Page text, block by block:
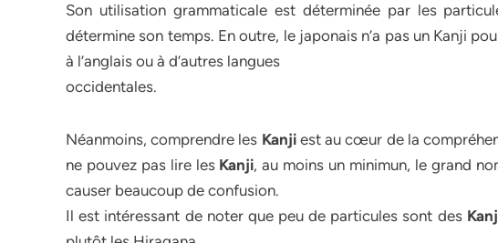
Son utilisation grammaticale est déterminée par les
détermine son temps. En outre, le japonais n’a pas un Kanji
à l’anglais ou à d’autres langues
occidentales.
Néanmoins, comprendre les Kanjiest au cœur de la
ne pouvez pas lire les Kanji, au moins un minimun, le grand
causer beaucoup de confusion.
Il est intéressant de noter que peu de particules sont des